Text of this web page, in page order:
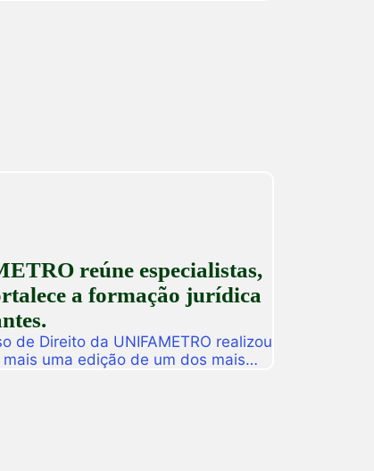
reúne especialistas,
a formação jurídica
de Direito da UNIFAMETRO realizou
uma edição de um dos mais